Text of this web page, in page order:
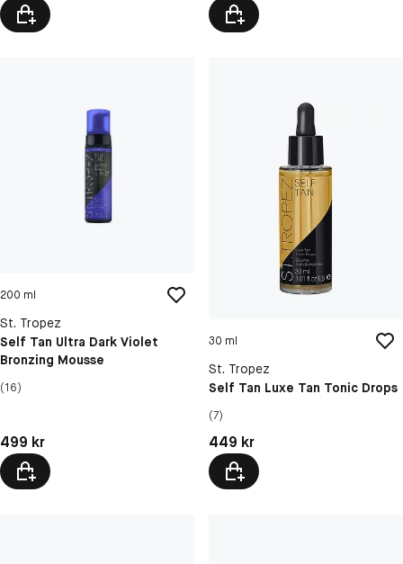
200 ml
St. Tropez
Self Tan Ultra Dark Violet
Bronzing Mousse
(16)
Pris: 499 kr
499 kr
30 ml
St. Tropez
Self Tan Luxe Tan Tonic Drops
(7)
Pris: 449 kr
449 kr